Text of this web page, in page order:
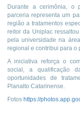
Durante a cerimônia, o
parceria representa um
região a tratamentos
reitor da Uniplac
pela universidade na
regional e contribui para o
A iniciativa reforça o
social, a qualificação
oportunidades de
Planalto Catarinense.
Fotos https://